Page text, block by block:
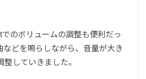
のボリュームの調整も便利だっ
などを鳴らしながら、音量が大き
していきました。